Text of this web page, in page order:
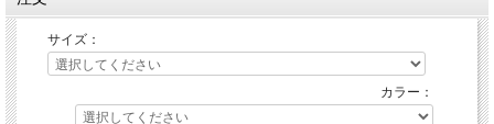
サイズ：
カラー：